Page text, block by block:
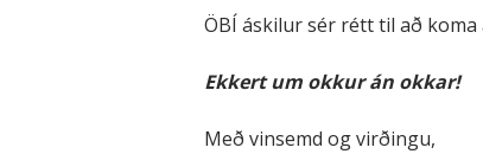
ÖBÍ áskilur sér rétt til að
Ekkert um okkur án okkar!
Með vinsemd og virðingu,